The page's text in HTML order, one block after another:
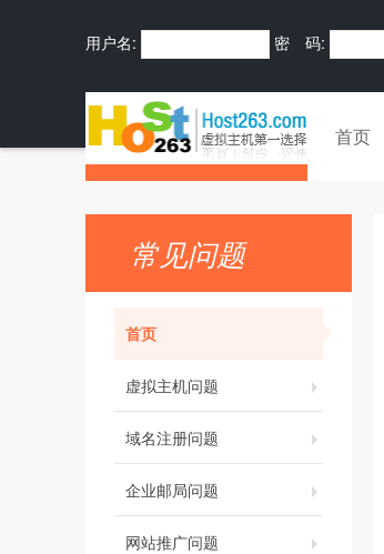
用户名: 密 码:
首页
常见问题
首页
虚拟主机问题
域名注册问题
企业邮局问题
网站推广问题